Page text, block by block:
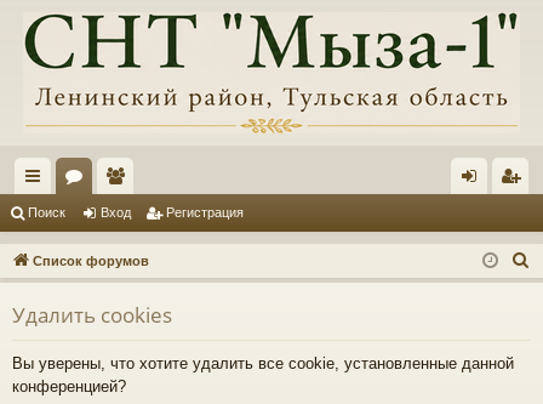
с
ы
лк
и
ум
ы
ол
ьз
ов
ат
ел
и
д ис
тр
ия
Поиск Вход Регистрация
Список форумов
о
Удалить cookies
Вы уверены, что хотите удалить все cookie, установленные данной
конференцией?